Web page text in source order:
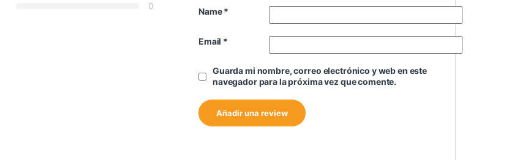
0
Name*
Email *
Guarda mi nombre, correo electrónico y web en este
navegador para la próxima vez que comente.